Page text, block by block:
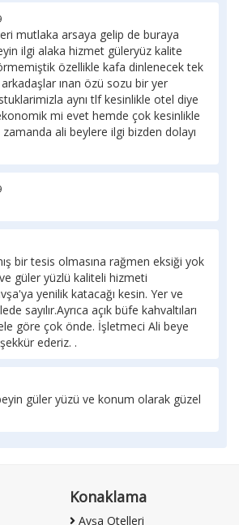
mutlaka arsaya gelip de buraya
ilgi alaka hizmet güleryüz kalite
özellikle kafa dinlenecek tek
ınan özü sozu bir yer
aynı tlf kesinlikle otel diye
mi evet hemde çok kesinlikle
ali beylere ilgi bizden dolayı
bir tesis olmasına rağmen eksiği yok
güler yüzlü kaliteli hizmeti
yenilik katacağı kesin. Yer ve
sayılır.Ayrıca açık büfe kahvaltıları
göre çok önde. İşletmeci Ali beye
ederiz. .
güler yüzü ve konum olarak güzel
Konaklama
Avşa Otelleri